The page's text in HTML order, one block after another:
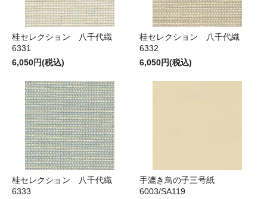
桂セレクション 八千代織
6331
6,050円(税込)
桂セレクション 八千代織
6332
6,050円(税込)
桂セレクション 八千代織
6333
手漉き鳥の子三号紙
6003/SA119